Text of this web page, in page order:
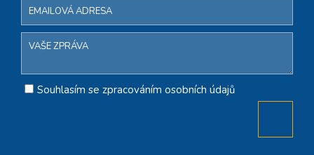
Souhlasím se zpracováním osobních údajů